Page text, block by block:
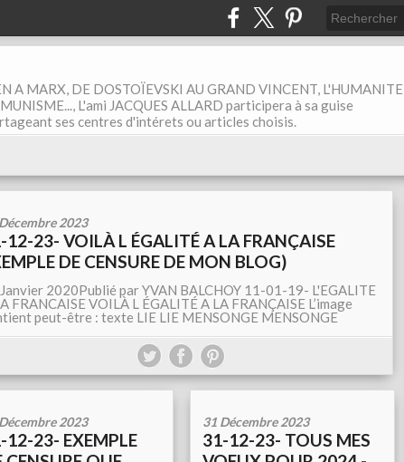
A MARX, DE DOSTOÏEVSKI AU GRAND VINCENT, L'HUMANITE
L'ami JACQUES ALLARD participera à sa guise
ses centres d'intérets ou articles choisis.
2023
12-23- VOILÀ L ÉGALITÉ A LA FRANÇAISE
DE CENSURE DE MON BLOG)
2020Publié par YVAN BALCHOY 11-01-19- L'EGALITE
FRANCAISE VOILÀ L ÉGALITÉ A LA FRANÇAISE L’image
peut-être : texte LIE LIE MENSONGE MENSONGE
2023
12-23- EXEMPLE
31 Décembre 2023
31-12-23- TOUS MES